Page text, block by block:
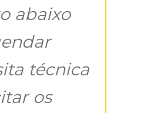
abaixo
técnica
os